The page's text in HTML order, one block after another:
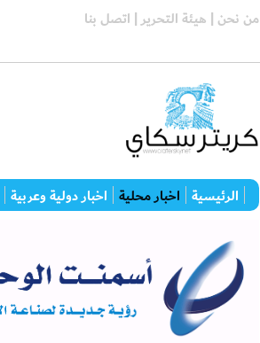
من نحن | هيئة التحرير | اتصل بنا
الرئيسية اخبار محلية اخبار دولية وعربية